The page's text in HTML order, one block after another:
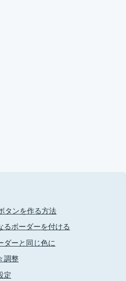
タンを作る方法
るボーダーを付ける
ダーと同じ色に
調整
定